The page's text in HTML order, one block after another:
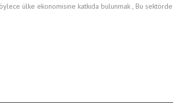
ülke ekonomisine katkıda bulunmak , Bu